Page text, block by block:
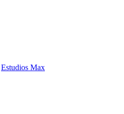
Estudios Max